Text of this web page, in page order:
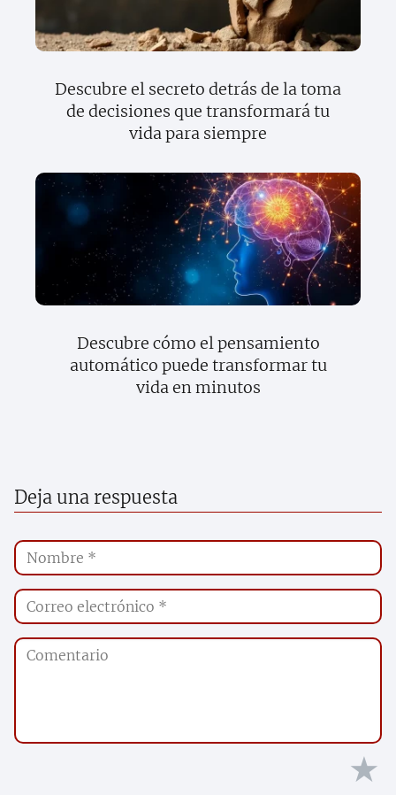
Descubre el secreto detrás de la toma
de decisiones que transformará tu
vida para siempre
Descubre cómo el pensamiento
automático puede transformar tu
vida en minutos
Deja una respuesta
★